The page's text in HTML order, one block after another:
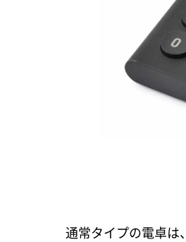
通常タイプの電卓は